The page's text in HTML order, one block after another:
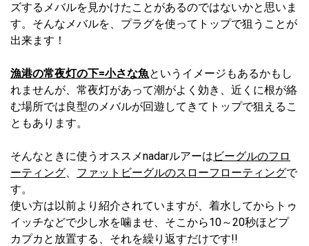
ズするメバルを見かけたことがあるのではないかと思いま
す。そんなメバルを、プラグを使ってトップで狙うことが
出来ます！
漁港の常夜灯の下=小さな魚というイメージもあるかもし
れませんが、常夜灯があって潮がよく効き、近くに根が絡
む場所では良型のメバルが回遊してきてトップで狙えるこ
ともあります。
そんなときに使うオススメnadarルアーは ビーグルのフロ
ーティング、 ファットビーグルのスローフローティングで
す。
使い方は以前より紹介されていますが、着水してからトゥ
イッチなどで少し水を噛ませ、そこから10～20秒ほどプ
カプカと放置する、それを繰り返すだけです!!